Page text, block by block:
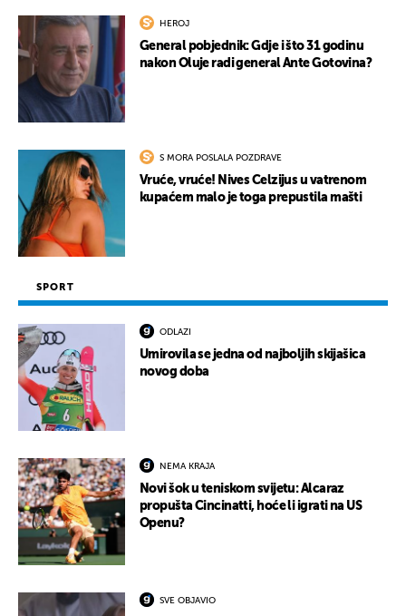
HEROJ
General pobjednik: Gdje i što 31 godinu
nakon Oluje radi general Ante Gotovina?
S MORA POSLALA POZDRAVE
Vruće, vruće! Nives Celzijus u vatrenom
kupaćem malo je toga prepustila mašti
SPORT
ODLAZI
Umirovila se jedna od najboljih skijašica
novog doba
NEMA KRAJA
Novi šok u teniskom svijetu: Alcaraz
propušta Cincinatti, hoće li igrati na US
Openu?
SVE OBJAVIO